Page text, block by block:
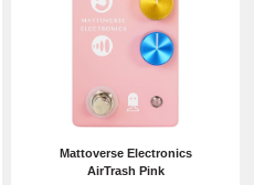
Mattoverse Electronics
AirTrash Pink